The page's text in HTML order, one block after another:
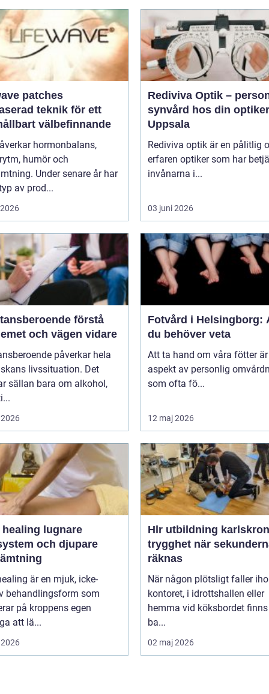
patches
teknik för ett
välbefinnande
hormonbalans,
humör och
Under senare år har
av prod...
Rediviva Optik –
synvård hos din
Uppsala
Rediviva optik är en pålitlig
erfaren optiker som har
invånarna i...
03 juni 2026
förstå
och vägen vidare
påverkar hela
livssituation. Det
sällan bara om alkohol,
Fotvård i Helsingborg:
du behöver veta
Att ta hand om våra fötter
aspekt av personlig
som ofta fö...
12 maj 2026
lugnare
och djupare
är en mjuk, icke-
behandlingsform som
på kroppens egen
att lä...
Hlr utbildning
trygghet när
räknas
När någon plötsligt faller
kontoret, i idrottshallen eller
hemma vid köksbordet
ba...
02 maj 2026